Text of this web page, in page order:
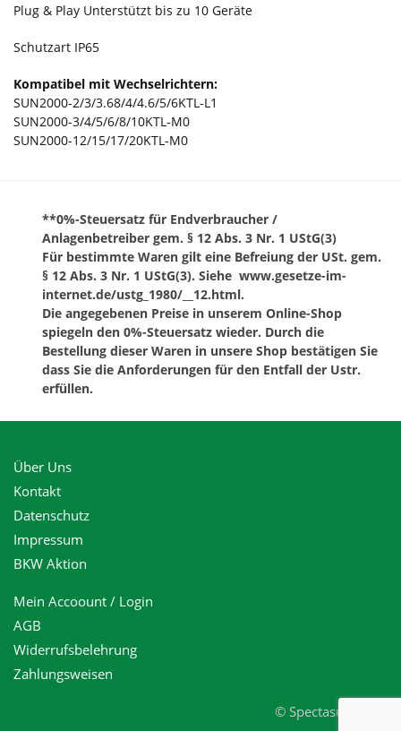
Dongle
/
05
Menge
Plug & Play Unterstützt bis zu 10 Geräte
Schutzart IP65
Kompatibel mit Wechselrichtern:
SUN2000-2/3/3.68/4/4.6/5/6KTL-L1
SUN2000-3/4/5/6/8/10KTL-M0
SUN2000-12/15/17/20KTL-M0
**0%-Steuersatz für Endverbraucher /
Anlagenbetreiber gem. § 12 Abs. 3 Nr. 1 UStG(3)
Für bestimmte Waren gilt eine Befreiung der USt. gem.
§ 12 Abs. 3 Nr. 1 UStG(3). Siehe www.gesetze-im-
internet.de/ustg_1980/__12.html.
Die angegebenen Preise in unserem Online-Shop
spiegeln den 0%-Steuersatz wieder. Durch die
Bestellung dieser Waren in unsere Shop bestätigen Sie
dass Sie die Anforderungen für den Entfall der Ustr.
erfüllen.
Über Uns
Kontakt
Datenschutz
Impressum
BKW Aktion
Mein Accoount / Login
AGB
Widerrufsbelehrung
Zahlungsweisen
© Spectasun 2023